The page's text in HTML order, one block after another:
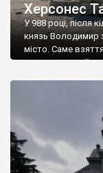
Херсонес
У 988 році, після
князь Володимир
місто. Саме
диктувати свої
Херсонесі
А потім було